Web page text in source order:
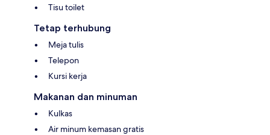
Tisu toilet
Tetap terhubung
Meja tulis
Telepon
Kursi kerja
Makanan dan minuman
Kulkas
Air minum kemasan gratis